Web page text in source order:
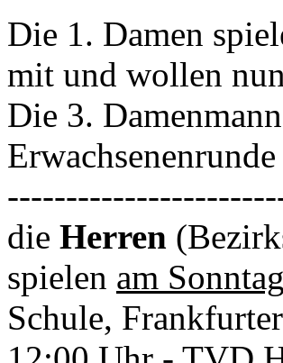
Die 1. Damen
mit und wollen
Die 3.
die Herren
spielen am
Schule,